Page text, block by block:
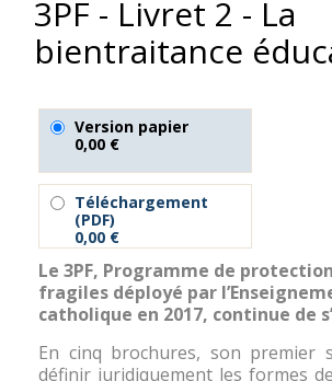
beginning
the
3PF - Livret 2 - La
bientraitance
Version papier
0,00 €
Téléchargement
(PDF)
0,00 €
Le 3PF, Programme de
fragiles déployé par
catholique en 2017, continue de
En cinq brochures, son premier
définir juridiquement les formes